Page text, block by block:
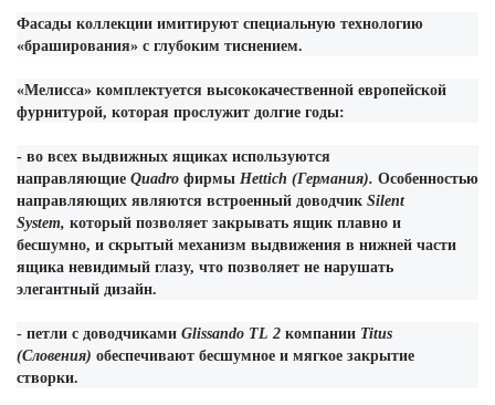
Фасады коллекции имитируют специальную технологию
«браширования» с глубоким тиснением.
«Мелисса» комплектуется высококачественной европейской
фурнитурой, которая прослужит долгие годы:
- во всех выдвижных ящиках используются
направляющие Quadro фирмы Hettich (Германия). Особенностью
направляющих являются встроенный доводчик Silent
System, который позволяет закрывать ящик плавно и
бесшумно, и скрытый механизм выдвижения в нижней части
ящика невидимый глазу, что позволяет не нарушать
элегантный дизайн.
- петли с доводчиками Glissando TL 2 компании Titus
(Словения) обеспечивают бесшумное и мягкое закрытие
створки.